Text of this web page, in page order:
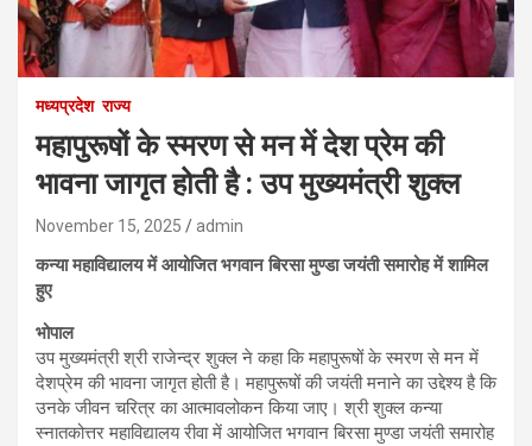
मध्यप्रदेश राज्य
महापुरूषों के स्मरण से मन में देश प्रेम की
भावना जागृत होती है : उप मुख्यमंत्री शुक्ल
November 15, 2025 admin
कन्या महाविद्यालय में आयोजित भगवान बिरसा मुण्डा जयंती समारोह में शामिल
हुए
भोपाल
उप मुख्यमंत्री श्री राजेन्द्र शुक्ल ने कहा कि महापुरूषों के स्मरण से मन में
देशप्रेम की भावना जागृत होती है। महापुरूषों की जयंती मनाने का उद्देश्य है कि
उनके जीवन चरित्र का आत्मावलोकन किया जाए। श्री शुक्ल कन्या
स्नातकोत्तर महाविद्यालय रीवा में आयोजित भगवान बिरसा मुण्डा जयंती समारोह